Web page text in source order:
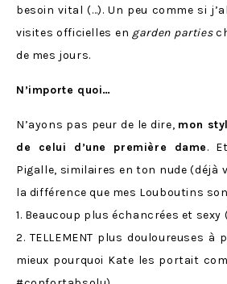
besoin vital (…). Un peu comme si
visites officielles en garden parties
de mes jours.
N’importe quoi…
N’ayons pas peur de le dire, mon
de celui d’une première dame.
Pigalle, similaires en ton nude (déjà
la différence que mes Louboutins
1. Beaucoup plus échancrées et sexy
2. TELLEMENT plus douloureuses
mieux pourquoi Kate les portait